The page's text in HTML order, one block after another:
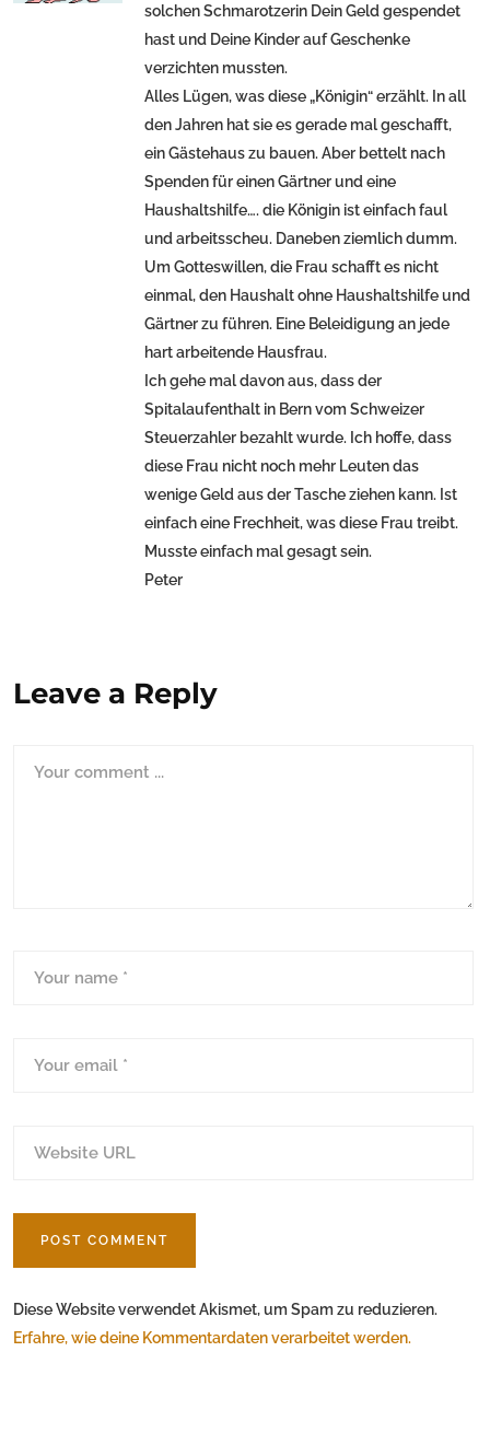
solchen Schmarotzerin Dein Geld gespendet
hast und Deine Kinder auf Geschenke
verzichten mussten.
Alles Lügen, was diese „Königin“ erzählt. In all
den Jahren hat sie es gerade mal geschafft,
ein Gästehaus zu bauen. Aber bettelt nach
Spenden für einen Gärtner und eine
Haushaltshilfe…. die Königin ist einfach faul
und arbeitsscheu. Daneben ziemlich dumm.
Um Gotteswillen, die Frau schafft es nicht
einmal, den Haushalt ohne Haushaltshilfe und
Gärtner zu führen. Eine Beleidigung an jede
hart arbeitende Hausfrau.
Ich gehe mal davon aus, dass der
Spitalaufenthalt in Bern vom Schweizer
Steuerzahler bezahlt wurde. Ich hoffe, dass
diese Frau nicht noch mehr Leuten das
wenige Geld aus der Tasche ziehen kann. Ist
einfach eine Frechheit, was diese Frau treibt.
Musste einfach mal gesagt sein.
Peter
Leave a Reply
Diese Website verwendet Akismet, um Spam zu reduzieren.
Erfahre, wie deine Kommentardaten verarbeitet werden.